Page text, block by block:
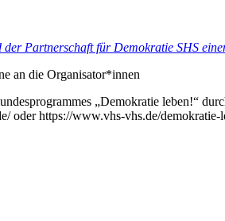
Partnerschaft für Demokratie SHS
an die Organisator*innen
„Demokratie leben!“
oder https://www.vhs-vhs.de/demokratie-